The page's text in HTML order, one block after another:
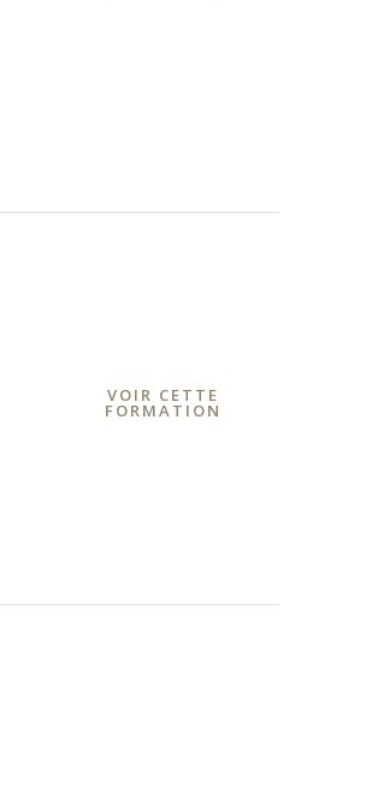
VOIR CETTE
FORMATION